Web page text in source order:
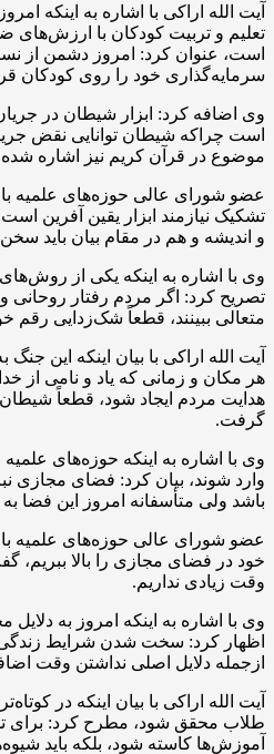
آیت الله اراکی با اشاره به اینکه
تعلیم و تربیت کودکان با ارزش‌های
است، عنوان کرد: امروز دشمن از
سرمایه‌گذاری خود را روی کودکان
وی اضافه کرد: ابزار شیطان در جریان
است چراکه شیطان توانایی نقض جریان
موضوع در قرآن کریم نیز اشاره
عضو شورای عالی حوزه‌های علمیه با
تشکیک نیازمند ابزار یقین آفرین
و اندیشه و هم در مقام بیان باید
وی با اشاره به اینکه یکی از
تصریح کرد: اگر مردم رفتار روحانی
متعالی ببینند، قطعاً شک‌زدایی رقم
آیت الله اراکی با بیان اینکه این
هر مکان و زمانی که یاد و نامی از
هدایت مردم ایجاد شود، قطعاً
گرفت.
وی با اشاره به اینکه حوزه‌های
وارد شوند، بیان کرد: فضای مجازی
باشد ولی متأسفانه امروز این فضا
عضو شورای عالی حوزه‌های علمیه با
خود در فضای مجازی را بالا ببریم،
وقت زیادی نداریم.
وی با اشاره به اینکه امروز به
اظهار کرد: سخت شدن شرایط
ازجمله دلایل اصلی نداشتن وقت
آیت الله اراکی با بیان اینکه در
طلاب محقق شود، مطرح کرد: برای
آموزش‌ها کاسته شود، بلکه باید